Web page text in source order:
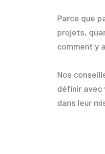
Parce que
projets,
comment y
Nos
définir avec
dans leur